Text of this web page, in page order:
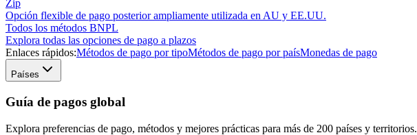
Zip
Opción flexible de pago posterior ampliamente utilizada en AU y EE.UU.
Todos los métodos BNPL
Explora todas las opciones de pago a plazos
Enlaces rápidos:Métodos de pago por tipoMétodos de pago por paísMonedas de pago
Países
Guía de pagos global
Explora preferencias de pago, métodos y mejores prácticas para más de 200 países y territorios.